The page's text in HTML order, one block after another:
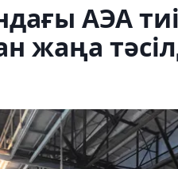
АЭА
жаңа